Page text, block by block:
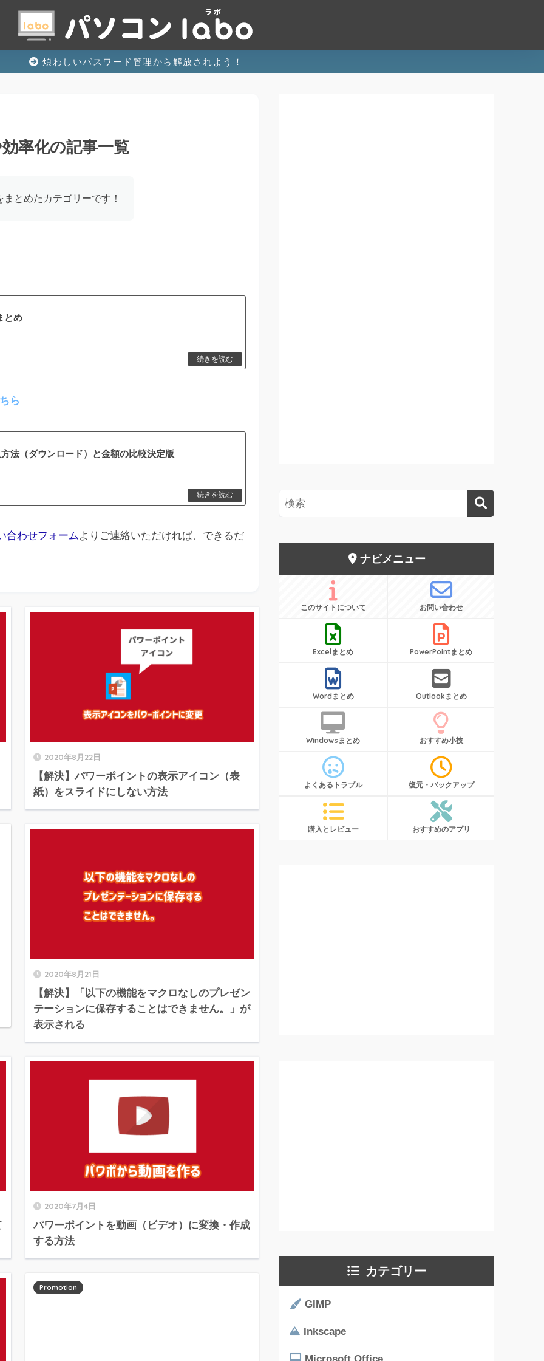
煩わしいパスワード管理から解放されよう！
率化の記事一覧
とめたカテゴリーです！
とめ
ら
法（ダウンロード）と金額の比較決定版
合わせフォームよりご連絡いただければ、できるだ
2020年8月22日
【解決】パワーポイントの表示アイコン（表
紙）をスライドにしない方法
2020年8月21日
【解決】「以下の機能をマクロなしのプレゼン
テーションに保存することはできません。」が
表示される
2020年7月4日
パワーポイントを動画（ビデオ）に変換・作成
する方法
Promotion
ナビメニュー
このサイトについて お問い合わせ
Excelまとめ PowerPointまとめ
Wordまとめ Outlookまとめ
Windowsまとめ おすすめ小技
よくあるトラブル 復元・バックアップ
購入とレビュー おすすめのアプリ
カテゴリー
GIMP
Inkscape